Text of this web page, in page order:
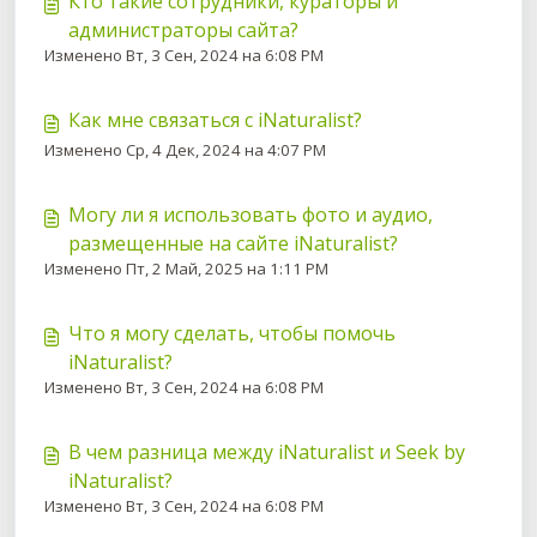
администраторы сайта?
Изменено Вт, 3 Сен, 2024 на 6:08 PM
Как мне связаться с iNaturalist?
Изменено Ср, 4 Дек, 2024 на 4:07 PM
Могу ли я использовать фото и аудио,
размещенные на сайте iNaturalist?
Изменено Пт, 2 Май, 2025 на 1:11 PM
Что я могу сделать, чтобы помочь
iNaturalist?
Изменено Вт, 3 Сен, 2024 на 6:08 PM
В чем разница между iNaturalist и Seek by
iNaturalist?
Изменено Вт, 3 Сен, 2024 на 6:08 PM